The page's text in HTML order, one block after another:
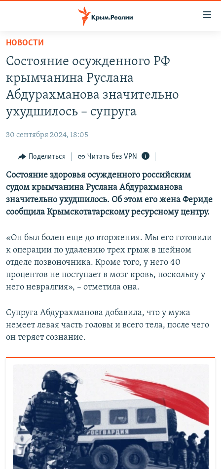
Вернуться
основному
содержанию
Вернутся
главной
Вернутся
поиску
ГРУЗ 200
ВОДА
ИНТЕРАКТИВ
ИНФОГРАФИКА
ТЕЛЕПРОЕКТ КРЫМ.РЕАЛИИ
СОВЕТЫ ПРАВОЗАЩИТНИКОВ
ПРОПАВШИЕ БЕЗ ВЕСТИ
КРЫМ.НЕПОКОРЕННЫЙ
ELIFBE
УКРАИНСКАЯ ПРОБЛЕМА КРЫМА
РАДІО СВОБОДА
КАК ОБОЙТИ БЛОКИРОВКУ
Українською
Qırımtatar
НОВОСТИ
Состояние осужденного РФ
крымчанина Руслана
Абдурахманова значительно
ухудшилось – супруга
30 сентября 2024, 18:05
Поделиться Читать без VPN
Состояние здоровья осужденного российским
судом крымчанина Руслана Абдурахманова
значительно ухудшилось. Об этом его жена Фериде
сообщила Крымскотатарскому ресурсному центру.
«Он был болен еще до вторжения. Мы его готовили
к операции по удалению трех грыж в шейном
отделе позвоночника. Кроме того, у него 40
процентов не поступает в мозг кровь, поскольку у
него невралгия», – отметила она.
Супруга Абдурахманова добавила, что у мужа
немеет левая часть головы и всего тела, после чего
он теряет сознание.